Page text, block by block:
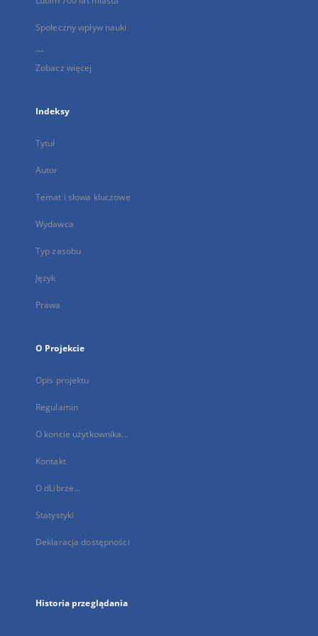
Społeczny wpływ nauki
...
Zobacz więcej
Indeksy
Tytuł
Autor
Temat i słowa kluczowe
Wydawca
Typ zasobu
Język
Prawa
O Projekcie
Opis projektu
Regulamin
O koncie użytkownika...
Kontakt
O dLibrze...
Statystyki
Deklaracja dostępności
Historia przeglądania